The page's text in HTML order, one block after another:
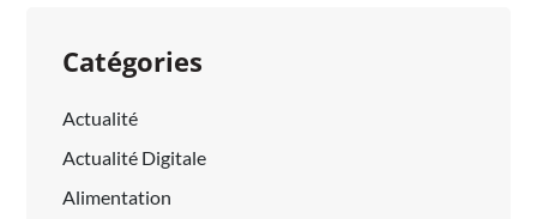
Catégories
Actualité
Actualité Digitale
Alimentation